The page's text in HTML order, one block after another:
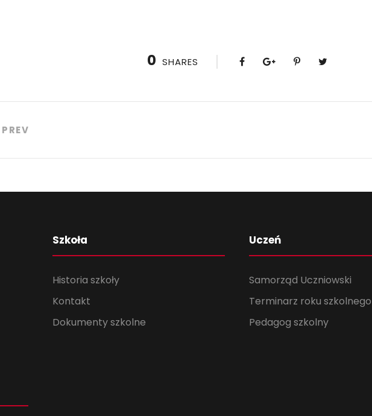
0 SHARES
PREV
Szkoła
Historia szkoły
Kontakt
Dokumenty szkolne
Uczeń
Samorząd Uczniowski
Terminarz roku szkolnego
Pedagog szkolny